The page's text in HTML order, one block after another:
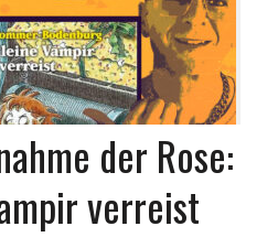
der Rose:
verreist